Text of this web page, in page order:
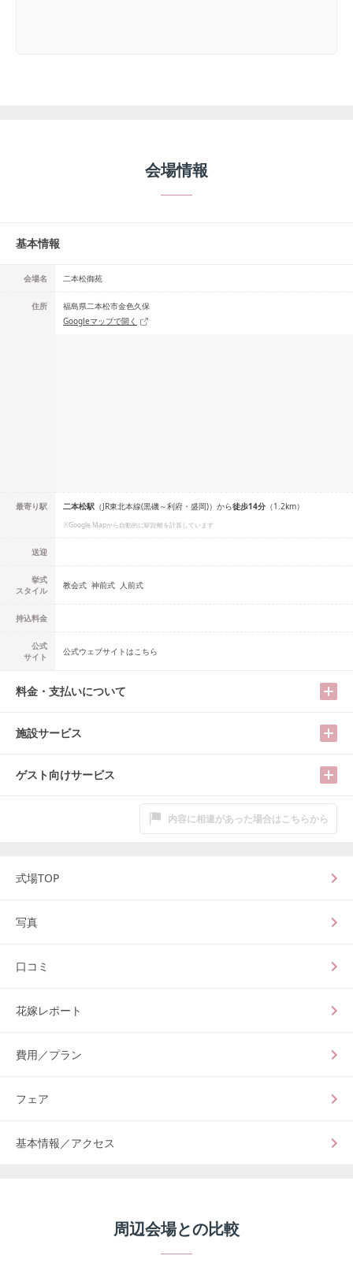
会場情報
基本情報
会場名 二本松御苑
住所
福島県二本松市金色久保
Googleマップで開く
最寄り駅 二本松駅 （JR東北本線(黒磯～利府・盛岡)） から徒歩14分 （1.2km）
※Google Mapから自動的に駅距離を計算しています
送迎
挙式
スタイル
教会式 神前式 人前式
持込料金
公式
サイト
公式ウェブサイトはこちら
料金・支払いについて
施設サービス
ゲスト向けサービス
内容に相違があった場合はこちらから
式場TOP
写真
口コミ
花嫁レポート
費用／プラン
フェア
基本情報／アクセス
周辺会場との比較